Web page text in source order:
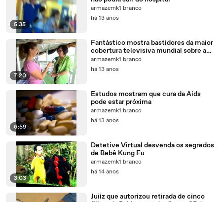
5:35
armazemk1 branco
há 13 anos
7:20
Fantástico mostra bastidores da maior
cobertura televisiva mundial sobre a
Pororoca
armazemk1 branco
há 13 anos
6:59
Estudos mostram que cura da Aids
pode estar próxima
armazemk1 branco
há 13 anos
3:03
Detetive Virtual desvenda os segredos
de Bebê Kung Fu
armazemk1 branco
há 14 anos
Juiíz que autorizou retirada de cinco